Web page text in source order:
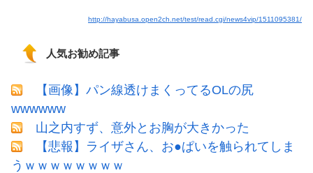
http://hayabusa.open2ch.net/test/read.cgi/news4vip/1511095381/
人気お勧め記事
【画像】パン線透けまくってるOLの尻
wwwwww
山之内すず、意外とお胸が大きかった
【悲報】ライザさん、お●ぱいを触られてしま
うｗｗｗｗｗｗｗｗ